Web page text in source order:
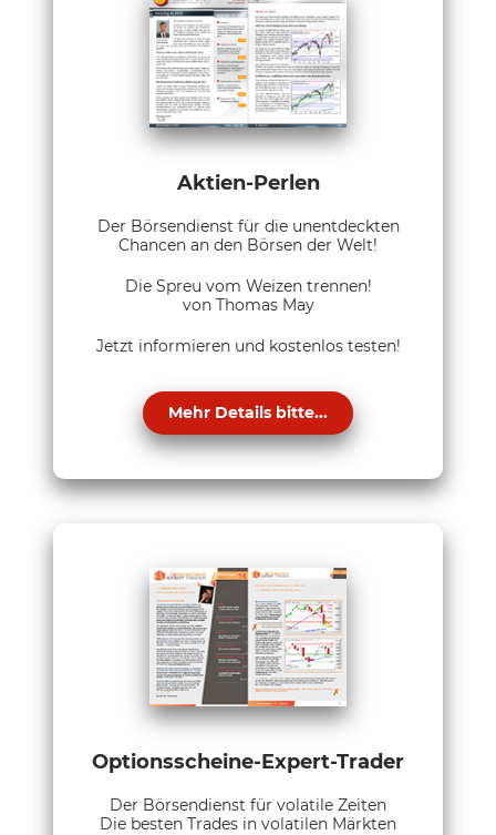
Aktien-Perlen
Der Börsendienst für die unentdeckten
Chancen an den Börsen der Welt!
Die Spreu vom Weizen trennen!
von Thomas May
Jetzt informieren und kostenlos testen!
Mehr Details bitte...
Optionsscheine-Expert-Trader
Der Börsendienst für volatile Zeiten
Die besten Trades in volatilen Märkten